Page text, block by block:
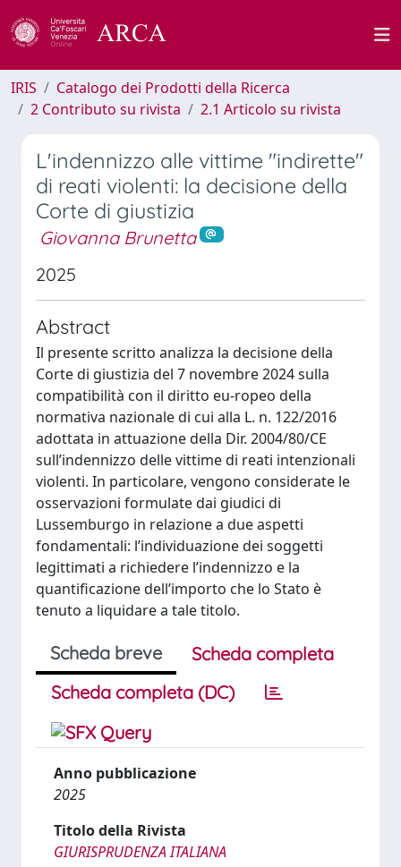
IRIS
Catalogo dei Prodotti della Ricerca
2 Contributo su rivista
2.1 Articolo su rivista
L'indennizzo alle vittime "indirette"
di reati violenti: la decisione della
Corte di giustizia
Giovanna Brunetta
2025
Abstract
Il presente scritto analizza la decisione della
Corte di giustizia del 7 novembre 2024 sulla
compatibilità con il diritto eu-ropeo della
normativa nazionale di cui alla L. n. 122/2016
adottata in attuazione della Dir. 2004/80/CE
sull’indennizzo delle vittime di reati intenzionali
violenti. In particolare, vengono considerate le
osservazioni formulate dai giudici di
Lussemburgo in relazione a due aspetti
fondamentali: l’individuazione dei soggetti
legittimati a richiedere l’indennizzo e la
quantificazione dell’importo che lo Stato è
tenuto a liquidare a tale titolo.
Scheda breve
Scheda completa
Scheda completa (DC)
Anno pubblicazione
2025
Titolo della Rivista
GIURISPRUDENZA ITALIANA